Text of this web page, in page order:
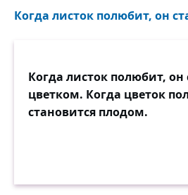
Когда листок полюбит, он
Когда листок полюбит, он
цветком. Когда цветок
становится плодом.